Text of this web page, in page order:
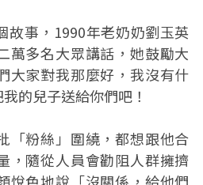
故事，1990年老奶奶劉玉英
萬多名大眾講話，她鼓勵大
大家對我那麼好，我沒有什
的兒子送給你們吧！
「粉絲」圍繞，都想跟他合
，隨從人員會勸阻人群擁擠